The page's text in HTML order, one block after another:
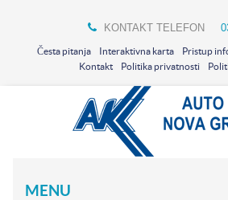
KONTAKT TELEFON
Česta pitanja Interaktivna karta Pristup
Kontakt
Politika privatnosti
MENU